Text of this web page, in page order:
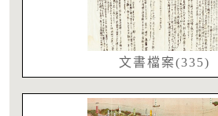
文書檔案(335)